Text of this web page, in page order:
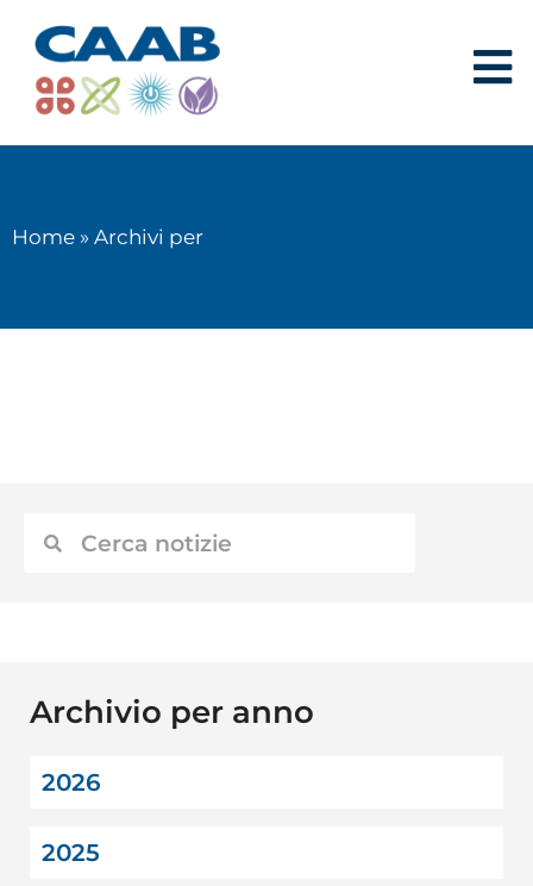
Home » Archivi per
Archivio per anno
2026
2025